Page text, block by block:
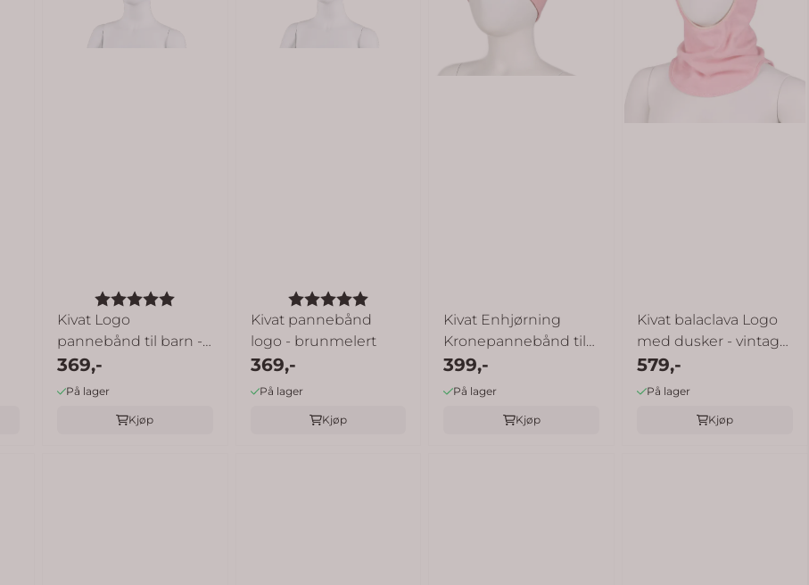
Karakter:
Kivat Logo
pannebånd til barn -
sandmelert
369,-
På lager
Kjøp
Karakter:
5.0 av 5 mulige
Kivat pannebånd
logo - brunmelert
369,-
På lager
Kjøp
Kivat Enhjørning
Kronepannebånd til
barn - ...
399,-
På lager
Kjøp
Kivat balaclava Logo
med dusker - vintage
rosa
579,-
På lager
Kjøp